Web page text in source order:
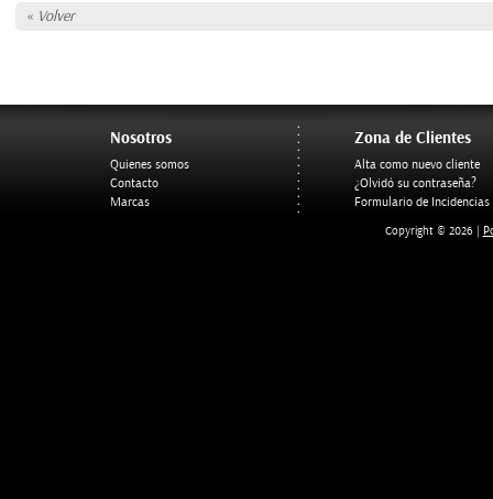
« Volver
Nosotros
Quienes somos
Contacto
Marcas
Zona de Clientes
Alta como nuevo cliente
¿Olvidó su contraseña?
Formulario de Incidencias
Copyright © 2026 |